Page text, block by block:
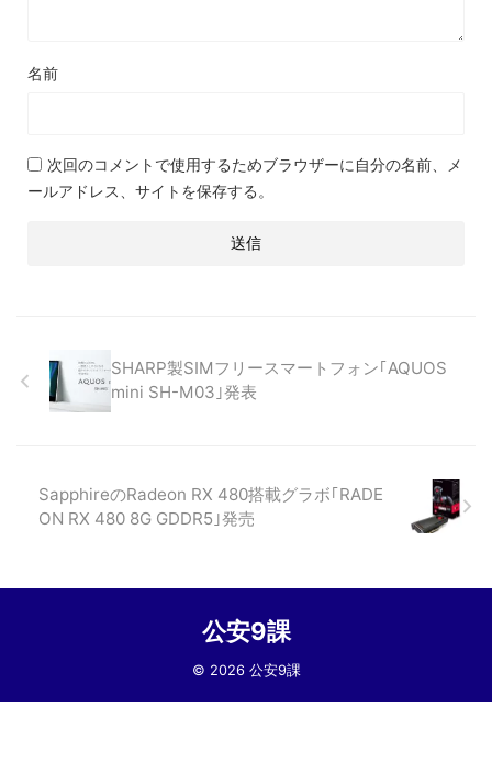
名前
次回のコメントで使用するためブラウザーに自分の名前、メ
ールアドレス、サイトを保存する。
SHARP製SIMフリースマートフォン｢AQUOS
mini SH-M03｣発表
SapphireのRadeon RX 480搭載グラボ｢RADE
ON RX 480 8G GDDR5｣発売
公安9課
© 2026 公安9課